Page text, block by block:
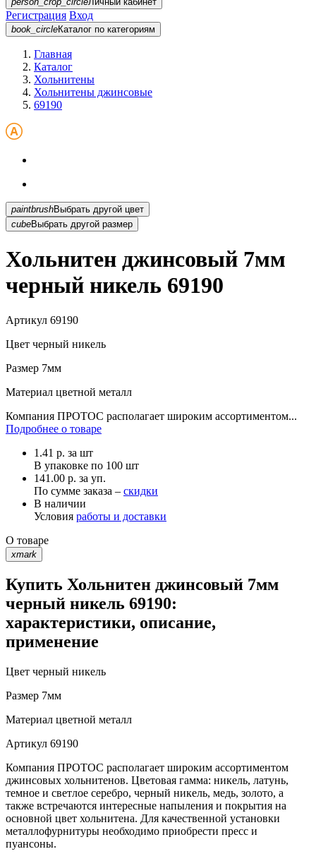
Регистрация Вход
book_circleКаталог по категориям
Главная
Каталог
Хольнитены
Хольнитены джинсовые
69190
paintbrush
Выбрать другой цвет
cubeВыбрать другой размер
Хольнитен джинсовый 7мм
черный никель 69190
Артикул 69190
Цвет черный никель
Размер 7мм
Материал цветной металл
Компания ПРОТОС располагает широким ассортиментом...
Подробнее о товаре
1.41 р. за шт
В упаковке по 100 шт
141.00 р. за уп.
По сумме заказа – скидки
В наличии
Условия работы и доставки
О товаре
xmark
Купить Хольнитен джинсовый 7мм
черный никель 69190:
характеристики, описание,
применение
Цвет черный никель
Размер 7мм
Материал цветной металл
Артикул 69190
Компания ПРОТОС располагает широким ассортиментом
джинсовых хольнитенов. Цветовая гамма: никель, латунь,
темное и светлое серебро, черный никель, медь, золото, а
также встречаются интересные напыления и покрытия на
основной цвет хольнитена. Для качественной установки
металлофурнитуры необходимо приобрести пресс и
пуансоны.